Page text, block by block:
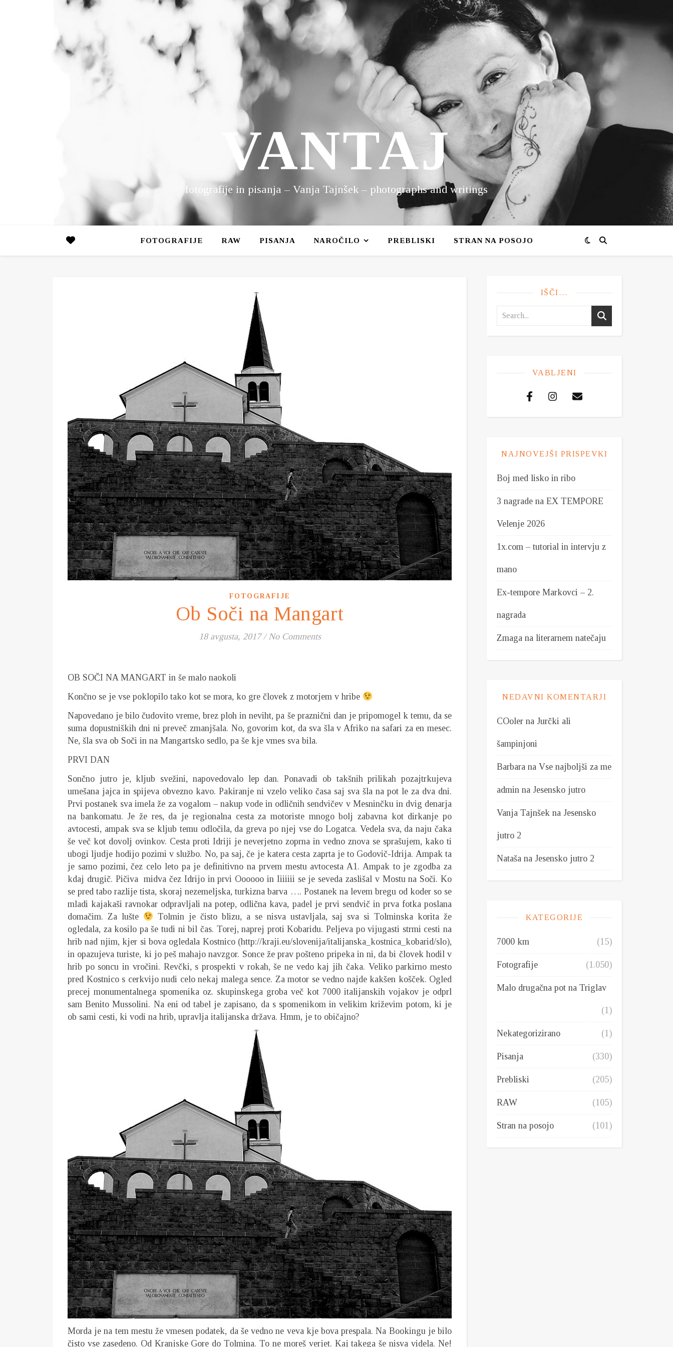
VANTAJ
fotografije in pisanja – Vanja Tajnšek – photographs and writings
FOTOGRAFIJE RAW PISANJA NAROČILO PREBLISKI STRAN NA POSOJO
FOTOGRAFIJE
Ob Soči na Mangart
18 avgusta, 2017 / No Comments
OB SOČI NA MANGART in še malo naokoli
Končno se je vse poklopilo tako kot se mora, ko gre človek z motorjem v hribe
Napovedano je bilo čudovito vreme, brez ploh in neviht, pa še praznični dan je pripomogel k temu, da se
suma dopustniških dni ni preveč zmanjšala. No, govorim kot, da sva šla v Afriko na safari za en mesec.
Ne, šla sva ob Soči in na Mangartsko sedlo, pa še kje vmes sva bila.
PRVI DAN
Sončno jutro je, kljub svežini, napovedovalo lep dan. Ponavadi ob takšnih prilikah pozajtrkujeva
umešana jajca in spijeva obvezno kavo. Pakiranje ni vzelo veliko časa saj sva šla na pot le za dva dni.
Prvi postanek sva imela že za vogalom – nakup vode in odličnih sendvičev v Mesninčku in dvig denarja
na bankomatu. Je že res, da je regionalna cesta za motoriste mnogo bolj zabavna kot dirkanje po
avtocesti, ampak sva se kljub temu odločila, da greva po njej vse do Logatca. Vedela sva, da naju čaka
še več kot dovolj ovinkov. Cesta proti Idriji je neverjetno zoprna in vedno znova se sprašujem, kako ti
ubogi ljudje hodijo pozimi v službo. No, pa saj, če je katera cesta zaprta je to Godovič-Idrija. Ampak ta
je samo pozimi, čez celo leto pa je definitivno na prvem mestu avtocesta A1. Ampak to je zgodba za
kdaj drugič. Pičiva midva čez Idrijo in prvi Oooooo in Iiiiiii se je seveda zaslišal v Mostu na Soči. Ko
se pred tabo razlije tista, skoraj nezemeljska, turkizna barva …. Postanek na levem bregu od koder so se
mladi kajakaši ravnokar odpravljali na potep, odlična kava, padel je prvi sendvič in prva fotka poslana
domačim. Za lušte
Tolmin je čisto blizu, a se nisva ustavljala, saj sva si Tolminska korita že
ogledala, za kosilo pa še tudi ni bil čas. Torej, naprej proti Kobaridu. Peljeva po vijugasti strmi cesti na
hrib nad njim, kjer si bova ogledala Kostnico (http://kraji.eu/slovenija/italijanska_kostnica_kobarid/slo),
in opazujeva turiste, ki jo peš mahajo navzgor. Sonce že prav pošteno pripeka in ni, da bi človek hodil v
hrib po soncu in vročini. Revčki, s prospekti v rokah, še ne vedo kaj jih čaka. Veliko parkirno mesto
pred Kostnico s cerkvijo nudi celo nekaj malega sence. Za motor se vedno najde kakšen košček. Ogled
precej monumentalnega spomenika oz. skupinskega groba več kot 7000 italijanskih vojakov je odprl
sam Benito Mussolini. Na eni od tabel je zapisano, da s spomenikom in velikim križevim potom, ki je
ob sami cesti, ki vodi na hrib, upravlja italijanska država. Hmm, je to običajno?
Morda je na tem mestu že vmesen podatek, da še vedno ne veva kje bova prespala. Na Bookingu je bilo
čisto vse zasedeno. Od Kranjske Gore do Tolmina. To ne moreš verjet. Kaj takega še nisva videla. Ne!
IŠČI…
VABLJENI
NAJNOVEJŠI PRISPEVKI
Boj med lisko in ribo
3 nagrade na EX TEMPORE
Velenje 2026
1x.com – tutorial in intervju z
mano
Ex-tempore Markovci – 2.
nagrada
Zmaga na literarnem natečaju
NEDAVNI KOMENTARJI
COoler na Jurčki ali
šampinjoni
Barbara na Vse najboljši za me
admin na Jesensko jutro
Vanja Tajnšek na Jesensko
jutro 2
Nataša na Jesensko jutro 2
KATEGORIJE
7000 km (15)
Fotografije (1.050)
Malo drugačna pot na Triglav
(1)
Nekategorizirano (1)
Pisanja (330)
Prebliski (205)
RAW (105)
Stran na posojo (101)